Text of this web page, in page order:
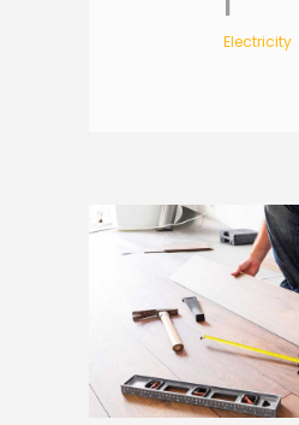
Electricity